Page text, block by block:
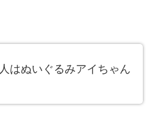
はぬいぐるみアイちゃん